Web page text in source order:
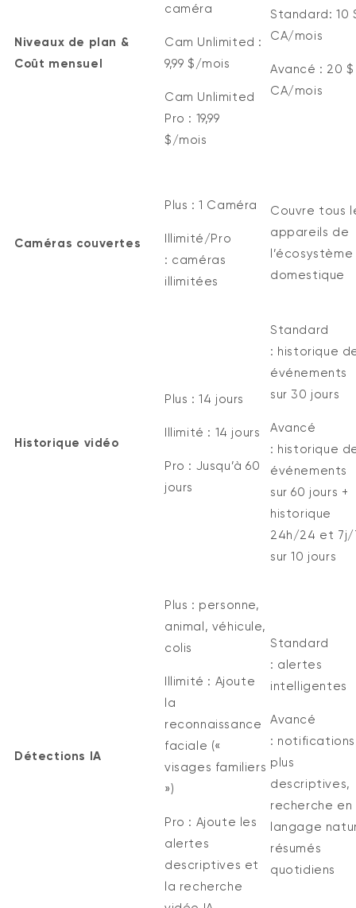
Niveaux de plan &
Coût mensuel
caméra
Cam Unlimited :
9,99 $/mois
Cam Unlimited
Pro : 19,99
$/mois
Standard: 10
CA/mois
Avancé : 20 $
CA/mois
Caméras couvertes
Plus : 1 Caméra
Illimité/Pro
: caméras
illimitées
Couvre tous
appareils de
l’écosystème
domestique
Historique vidéo
Plus : 14 jours
Illimité : 14 jours
Pro : Jusqu’à 60
jours
Standard
: historique
événements
sur 30 jours
Avancé
: historique
événements
sur 60 jours +
historique
24h/24 et 7j/
sur 10 jours
Détections IA
Plus : personne,
animal, véhicule,
colis
Illimité : Ajoute
la
reconnaissance
faciale («
visages familiers
»)
Pro : Ajoute les
alertes
descriptives et
la recherche
Standard
: alertes
intelligentes
Avancé
: notifications
plus
descriptives,
recherche en
langage
résumés
quotidiens